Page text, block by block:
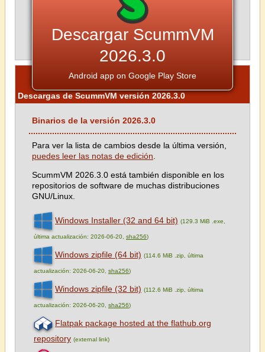
Descargar ScummVM
2026.3.0
Android app on Google Play Store
Descargas de ScummVM versión 2026.3.0
Binarios de la versión 2026.3.0
Para ver la lista de cambios desde la última versión,
puedes leer las notas de edición
ScummVM 2026.3.0 está también disponible en los
repositorios de software de muchas distribuciones
GNU/Linux.
Windows Installer (32 and 64 bit) (129.3 MiB .exe,
última actualización: 2026-06-20, sha256)
Windows zipfile (64 bit) (114.6 MiB .zip, última
actualización: 2026-06-20, sha256)
Windows zipfile (32 bit) (112.6 MiB .zip, última
actualización: 2026-06-20, sha256)
Flatpak package hosted at the flathub.org
repository (external link)